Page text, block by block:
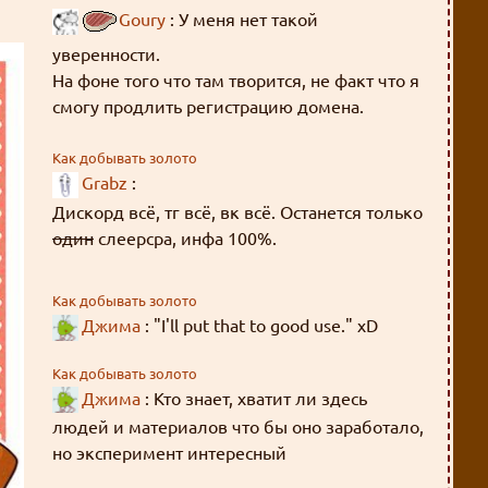
Goury : У меня нет такой
уверенности.
На фоне того что там творится, не факт что я
смогу продлить регистрацию домена.
Так что, скорее всего, останется только
слеерсзипа.
А слеерсра рано или поздно закончится, к
сожалению.
Как добывать золото
Grabz :
Дискорд всё, тг всё, вк всё. Останется только
одинслеерсра, инфа 100%.
Как добывать золото
Джима : "I'll put that to good use." xD
Как добывать золото
Джима : Кто знает, хватит ли здесь
людей и материалов что бы оно заработало,
но эксперимент интересный